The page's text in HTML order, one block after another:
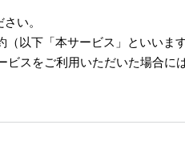
い。
以下「本サービス」といいま
スをご利用いただいた場合に